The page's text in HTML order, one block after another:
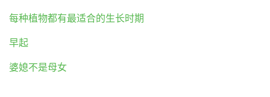
每种植物都有最适合的生长时期
早起
婆媳不是母女